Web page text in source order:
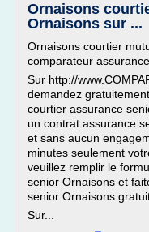
Ornaisons
Ornaisons sur ...
Ornaisons courtier
comparateur
Sur http://
demandez
courtier assurance
un contrat assurance
et sans aucun
minutes seulement
veuillez remplir le
senior Ornaisons et
senior Ornaisons
Sur...